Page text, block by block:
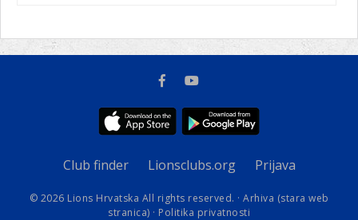
Club finder Lionsclubs.org Prijava
© 2026 Lions Hrvatska All rights reserved. · Arhiva (stara web
stranica) · Politika privatnosti